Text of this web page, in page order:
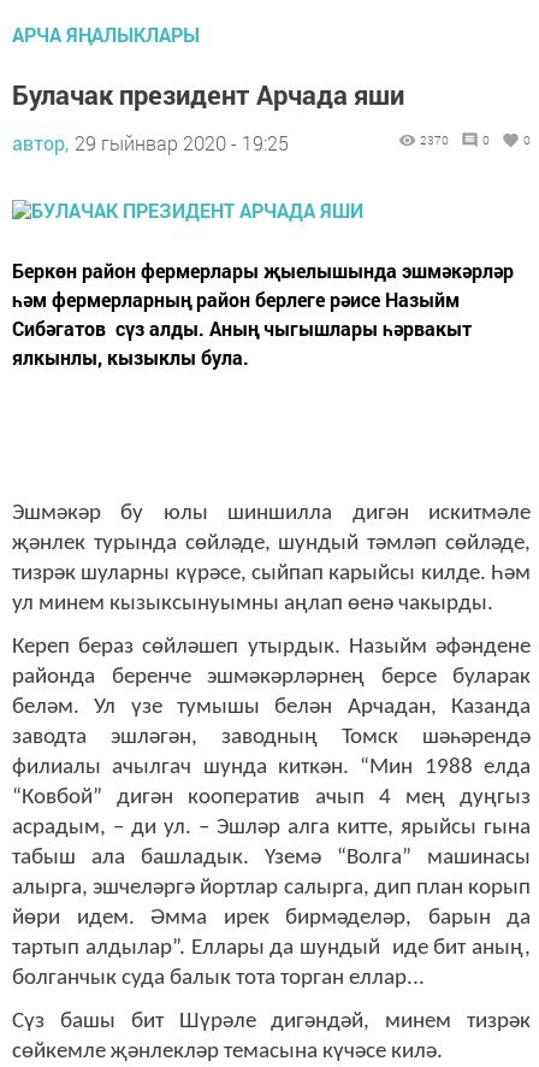
АРЧА ЯҢАЛЫКЛАРЫ
Булачак президент Арчада яши
автор, 29 гыйнвар 2020 - 19:25 2370 0 0
Беркөн район фермерлары җыелышында эшмәкәрләр
һәм фермерларның район берлеге рәисе Назыйм
Сибәгатов сүз алды. Аның чыгышлары һәрвакыт
ялкынлы, кызыклы була.
Эшмәкәр бу юлы шиншилла дигән искитмәле
җәнлек турында сөйләде, шундый тәмләп сөйләде,
тизрәк шуларны күрәсе, сыйпап карыйсы килде. Һәм
ул минем кызыксынуымны аңлап өенә чакырды.
Кереп бераз сөйләшеп утырдык. Назыйм әфәндене
районда беренче эшмәкәрләрнең берсе буларак
беләм. Ул үзе тумышы белән Арчадан, Казанда
заводта эшләгән, заводның Томск шәһәрендә
филиалы ачылгач шунда киткән. “Мин 1988 елда
“Ковбой” дигән кооператив ачып 4 мең дуңгыз
асрадым, – ди ул. – Эшләр алга китте, ярыйсы гына
табыш ала башладык. Үземә “Волга” машинасы
алырга, эшчеләргә йортлар салырга, дип план корып
йөри идем. Әмма ирек бирмәделәр, барын да
тартып алдылар”. Еллары да шундый иде бит аның,
болганчык суда балык тота торган еллар...
Сүз башы бит Шүрәле дигәндәй, минем тизрәк
сөйкемле җәнлекләр темасына күчәсе килә.